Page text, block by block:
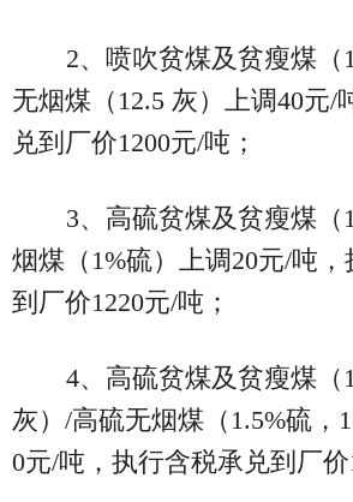
2、喷吹贫煤及贫瘦煤（
无烟煤（12.5 灰）上调40元/
兑到厂价1200元/吨；
3、高硫贫煤及贫瘦煤（
烟煤（1%硫）上调20元/吨
到厂价1220元/吨；
4、高硫贫煤及贫瘦煤（
灰）/高硫无烟煤（1.5%硫，
0元/吨，执行含税承兑到厂价